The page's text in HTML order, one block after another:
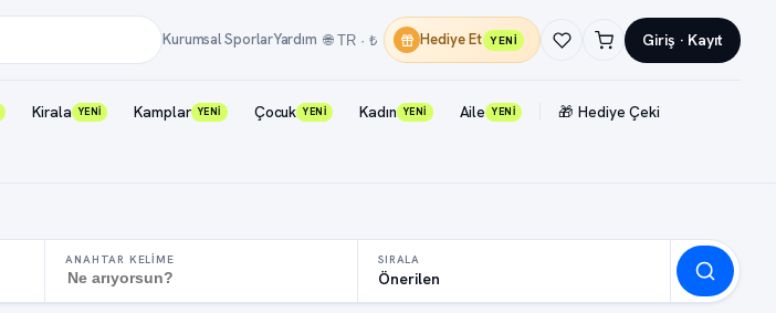
Kurumsal SporlarYardım 🌐 TR · ₺ Hediye Et YENİ Giriş · Kayıt
Kirala YENİ Kamplar YENİ Çocuk YENİ Kadın YENİ Aile YENİ
🎁 Hediye Çeki
ANAHTAR KELIME SIRALA
Önerilen